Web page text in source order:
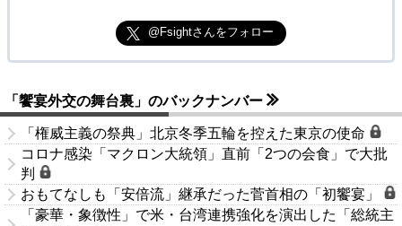
@Fsightさんをフォロー
「饗宴外交の舞台裏」のバックナンバー
「権威主義の祭典」北京冬季五輪を控えた東京の使命
コロナ感染「マクロン大統領」直前「2つの会食」で大批
判
おもてなしも「安倍流」継承だった菅首相の「初饗宴」
「豪華・象徴性」で米・台湾連携強化を演出した「総統主